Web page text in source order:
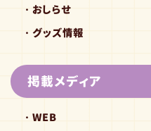
おしらせ
グッズ情報
掲載メディア
WEB